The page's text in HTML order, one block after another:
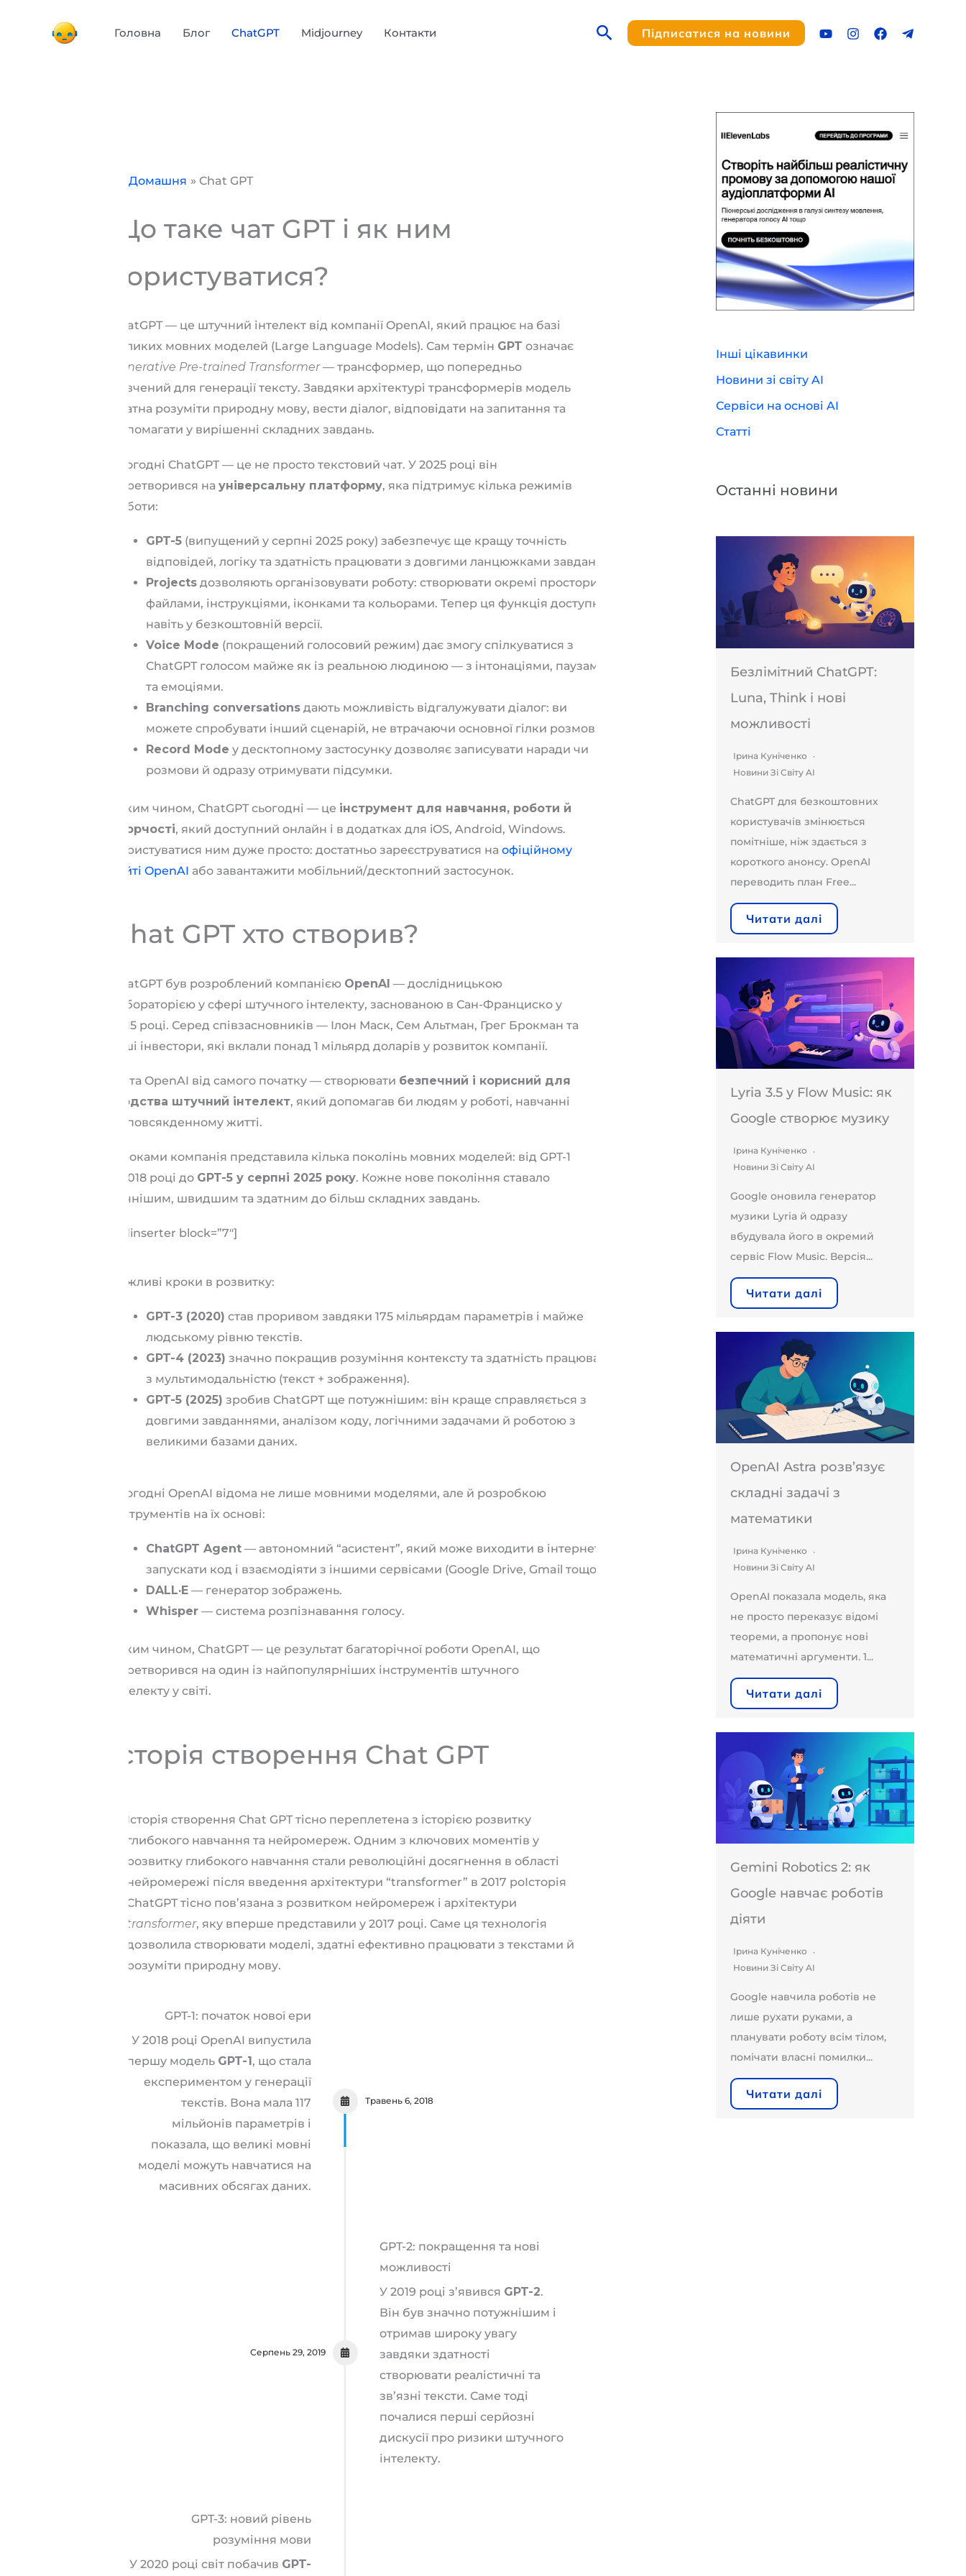
Головна Блог ChatGPT Midjourney Контакти ПошукПідписатися на новини
Домашня Chat GPT
Що таке чат GPT і як ним
користуватися?
ChatGPT — це штучний інтелект від компанії OpenAI, який працює на базі
великих мовних моделей (Large Language Models). Сам термін GPT означає
Generative Pre-trained Transformer— трансформер, що попередньо
навчений для генерації тексту. Завдяки архітектурі трансформерів модель
здатна розуміти природну мову, вести діалог, відповідати на запитання та
допомагати у вирішенні складних завдань.
Сьогодні ChatGPT — це не просто текстовий чат. У 2025 році він
перетворився на універсальну платформу, яка підтримує кілька режимів
роботи:
GPT-5(випущений у серпні 2025 року) забезпечує ще кращу точність
відповідей, логіку та здатність працювати з довгими ланцюжками завдань.
Projectsдозволяють організовувати роботу: створювати окремі простори з
файлами, інструкціями, іконками та кольорами. Тепер ця функція доступна
навіть у безкоштовній версії.
Voice Mode (покращений голосовий режим) дає змогу спілкуватися з
ChatGPT голосом майже як із реальною людиною — з інтонаціями, паузами
та емоціями.
Branching conversationsдають можливість відгалужувати діалог: ви
можете спробувати інший сценарій, не втрачаючи основної гілки розмови.
Record Mode у десктопному застосунку дозволяє записувати наради чи
розмови й одразу отримувати підсумки.
Таким чином, ChatGPT сьогодні — це інструмент для навчання, роботи й
творчості, який доступний онлайн і в додатках для iOS, Android, Windows.
Користуватися ним дуже просто: достатньо зареєструватися на офіційному
сайті OpenAI або завантажити мобільний/десктопний застосунок.
Chat GPT хто створив?
ChatGPT був розроблений компанією OpenAI — дослідницькою
лабораторією у сфері штучного інтелекту, заснованою в Сан-Франциско у
2015 році. Серед співзасновників — Ілон Маск, Сем Альтман, Грег Брокман та
інші інвестори, які вклали понад 1 мільярд доларів у розвиток компанії.
Мета OpenAI від самого початку — створювати безпечний і корисний для
людства штучний інтелект, який допомагав би людям у роботі, навчанні
та повсякденному житті.
З роками компанія представила кілька поколінь мовних моделей: від GPT-1
у 2018 році до GPT-5 у серпні 2025 року. Кожне нове покоління ставало
точнішим, швидшим та здатним до більш складних завдань.
[adinserter block=”7″]
Важливі кроки в розвитку:
GPT-3 (2020) став проривом завдяки 175 мільярдам параметрів і майже
людському рівню текстів.
GPT-4 (2023) значно покращив розуміння контексту та здатність працювати
з мультимодальністю (текст + зображення).
GPT-5 (2025) зробив ChatGPT ще потужнішим: він краще справляється з
довгими завданнями, аналізом коду, логічними задачами й роботою з
великими базами даних.
Сьогодні OpenAI відома не лише мовними моделями, але й розробкою
інструментів на їх основі:
ChatGPT Agent— автономний “асистент”, який може виходити в інтернет,
запускати код і взаємодіяти з іншими сервісами (Google Drive, Gmail тощо).
DALL·E— генератор зображень.
Whisper— система розпізнавання голосу.
Таким чином, ChatGPT — це результат багаторічної роботи OpenAI, що
перетворився на один із найпопулярніших інструментів штучного
інтелекту у світі.
Історія створення Chat GPT
Історія створення Chat GPT тісно переплетена з історією розвитку
глибокого навчання та нейромереж. Одним з ключових моментів у
розвитку глибокого навчання стали революційні досягнення в області
нейромережі після введення архітектури “transformer” в 2017 роІсторія
ChatGPT тісно пов’язана з розвитком нейромереж і архітектури
transformer, яку вперше представили у 2017 році. Саме ця технологія
дозволила створювати моделі, здатні ефективно працювати з текстами й
розуміти природну мову.
GPT-1: початок нової ери
У 2018 році OpenAI випустила
першу модель GPT-1 , що стала
експериментом у генерації
текстів. Вона мала 117
мільйонів параметрів і
показала, що великі мовні
моделі можуть навчатися на
масивних обсягах даних.
Травень 6, 2018
GPT-2: покращення та нові
можливості
У 2019 році з’явився GPT-2.
Він був значно потужнішим і
отримав широку увагу
завдяки здатності
створювати реалістичні та
зв’язні тексти. Саме тоді
почалися перші серйозні
дискусії про ризики штучного
інтелекту.
Серпень 29, 2019
GPT-3: новий рівень
розуміння мови
У 2020 році світ побачив GPT-
Інші цікавинки
Новини зі світу AI
Сервіси на основі AI
Статті
Останні новини
Безлімітний ChatGPT:
Luna, Think і нові
можливості
Ірина Куніченко
Новини Зі Світу AI
ChatGPT для безкоштовних
користувачів змінюється
помітніше, ніж здається з
короткого анонсу. OpenAI
переводить план Free...
Читати далі
Lyria 3.5 у Flow Music: як
Google створює музику
Ірина Куніченко
Новини Зі Світу AI
Google оновила генератор
музики Lyria й одразу
вбудувала його в окремий
сервіс Flow Music. Версія...
Читати далі
OpenAI Astra розв’язує
складні задачі з
математики
Ірина Куніченко
Новини Зі Світу AI
OpenAI показала модель, яка
не просто переказує відомі
теореми, а пропонує нові
математичні аргументи. 1...
Читати далі
Gemini Robotics 2: як
Google навчає роботів
діяти
Ірина Куніченко
Новини Зі Світу AI
Google навчила роботів не
лише рухати руками, а
планувати роботу всім тілом,
помічати власні помилки...
Читати далі